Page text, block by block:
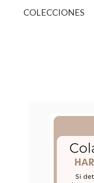
COLECCIONES